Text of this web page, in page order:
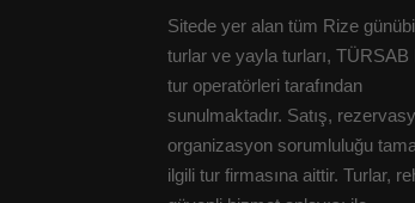
Sitede yer alan tüm Rize
turlar ve yayla turları, TÜRSAB
tur operatörleri tarafından
sunulmaktadır. Satış,
organizasyon sorumluluğu
ilgili tur firmasına aittir. Turlar,